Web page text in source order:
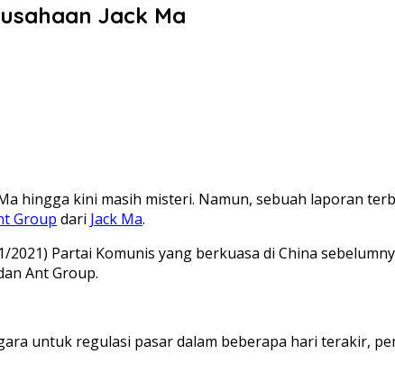
Jack Ma
hingga kini masih misteri. Namun, sebuah laporan
Group dari Jack Ma.
2021) Partai Komunis yang berkuasa di China
Ant Group.
untuk regulasi pasar dalam beberapa hari terakir,